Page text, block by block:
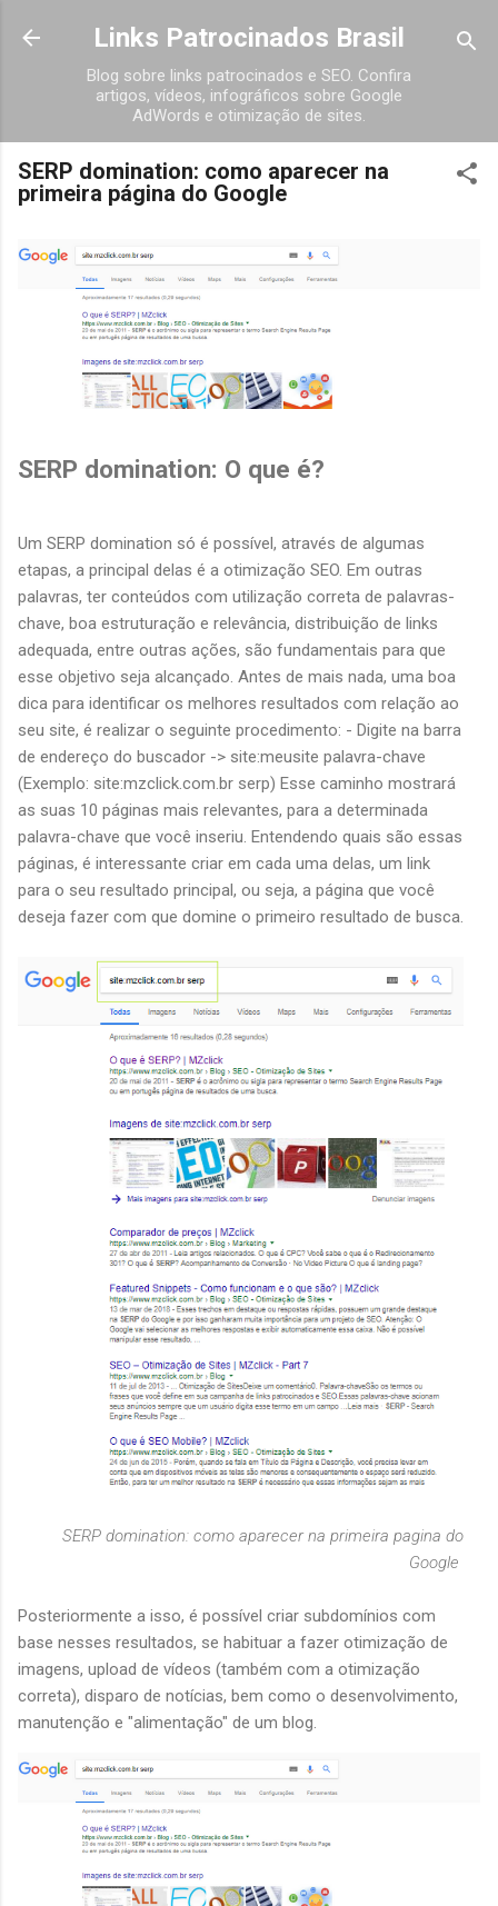
Pular para o conteúdo principal
Links Patrocinados Brasil
Blog sobre links patrocinados e SEO. Confira
artigos, vídeos, infográficos sobre Google
AdWords e otimização de sites.
SERP domination: como aparecer na
primeira página do Google
SERP domination: O que é?
Um SERP domination só é possível, através de algumas
etapas, a principal delas é a otimização SEO. Em outras
palavras, ter conteúdos com utilização correta de palavras-
chave, boa estruturação e relevância, distribuição de links
adequada, entre outras ações, são fundamentais para que
esse objetivo seja alcançado. Antes de mais nada, uma boa
dica para identificar os melhores resultados com relação ao
seu site, é realizar o seguinte procedimento: - Digite na barra
de endereço do buscador -> site:meusite palavra-chave
(Exemplo: site:mzclick.com.br serp) Esse caminho mostrará
as suas 10 páginas mais relevantes, para a determinada
palavra-chave que você inseriu. Entendendo quais são essas
páginas, é interessante criar em cada uma delas, um link
para o seu resultado principal, ou seja, a página que você
deseja fazer com que domine o primeiro resultado de busca.
SERP domination: como aparecer na primeira pagina do
Google
Posteriormente a isso, é possível criar subdomínios com
base nesses resultados, se habituar a fazer otimização de
imagens, upload de vídeos (também com a otimização
correta), disparo de notícias, bem como o desenvolvimento,
manutenção e "alimentação" de um blog.